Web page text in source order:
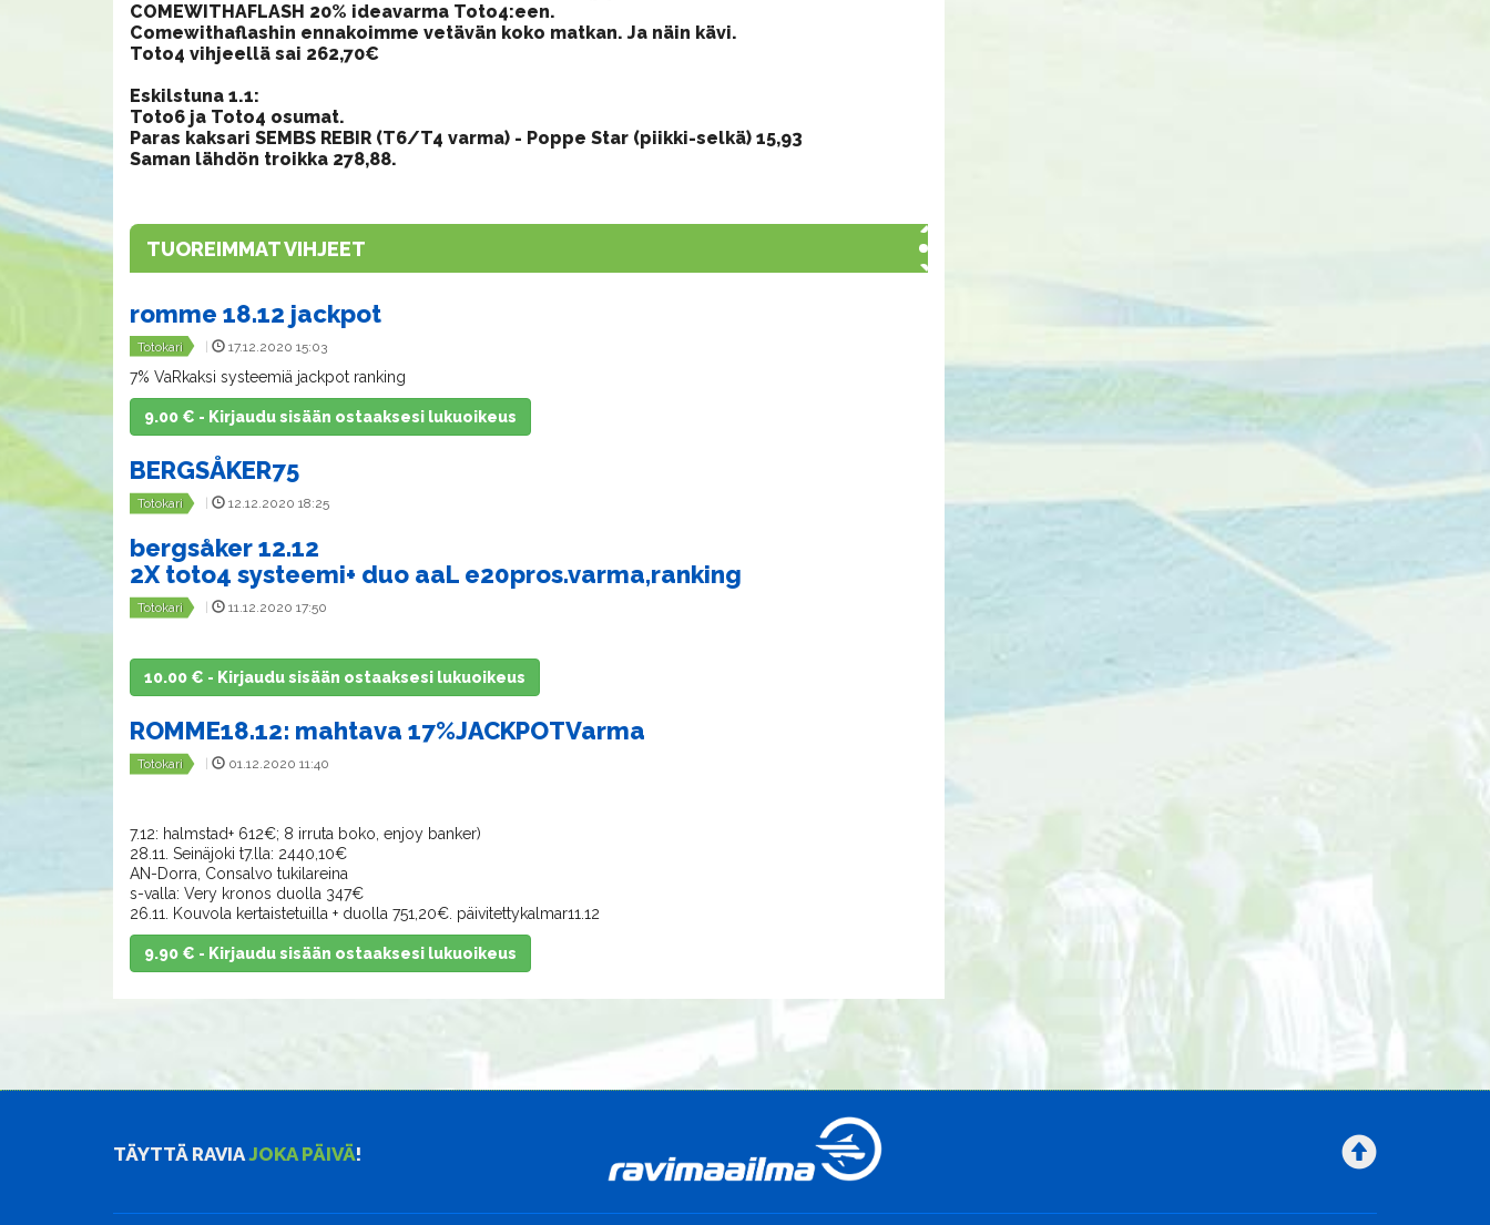
COMEWITHAFLASH 20% ideavarma Toto4:een.
Comewithaflashin ennakoimme vetävän koko matkan. Ja näin kävi.
Toto4 vihjeellä sai 262,70€
Eskilstuna 1.1:
Toto6 ja Toto4 osumat.
Paras kaksari SEMBS REBIR (T6/T4 varma) - Poppe Star (piikki-selkä) 15,93
Saman lähdön troikka 278,88.
​TUOREIMMAT VIHJEET
romme 18.12 jackpot
Totokari | 17.12.2020 15:03
7% VaRkaksi systeemiä jackpot ranking
9.00 € - Kirjaudu sisään ostaaksesi lukuoikeus
BERGSÅKER75
Totokari | 12.12.2020 18:25
bergsåker 12.12
2X toto4 systeemi+ duo aaL e20pros.varma,ranking
Totokari | 11.12.2020 17:50
10.00 € - Kirjaudu sisään ostaaksesi lukuoikeus
ROMME18.12: mahtava 17%JACKPOTVarma
Totokari | 01.12.2020 11:40
​​​​​​​7.12: halmstad+ 612€; 8 irruta boko, enjoy banker)
​​​​​​​28.11. Seinäjoki t7.lla: 2440,10€
AN-Dorra, Consalvo tukilareina
s-valla: Very kronos duolla 347€
​​​​​​​26.11. Kouvola kertaistetuilla + duolla 751,20€. päivitettykalmar11.12
9.90 € - Kirjaudu sisään ostaaksesi lukuoikeus
TÄYTTÄ RAVIAJOKA PÄIVÄ!